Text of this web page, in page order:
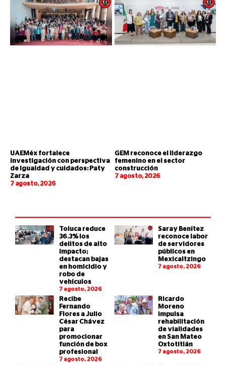
UAEMéx fortalece
investigación con perspectiva
de igualdad y cuidados: Paty
Zarza
7 agosto, 2026
GEM reconoce el liderazgo
femenino en el sector
construcción
7 agosto, 2026
Toluca reduce
36.3% los
delitos de alto
impacto;
destacan bajas
en homicidio y
robo de
vehículos
7 agosto, 2026
Saray Benítez
reconoce labor
de servidores
públicos en
Mexicaltzingo
7 agosto, 2026
Recibe
Fernando
Flores a Julio
César Chávez
para
promocionar
función de box
profesional
7 agosto, 2026
Ricardo
Moreno
impulsa
rehabilitación
de vialidades
en San Mateo
Oxtotitlán
7 agosto, 2026